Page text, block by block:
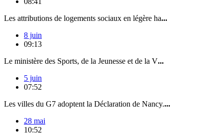
Les attributions de logements sociaux en légère ha...
8 juin
09:13
Le ministère des Sports, de la Jeunesse et de la V...
5 juin
07:52
Les villes du G7 adoptent la Déclaration de Nancy....
28 mai
10:52